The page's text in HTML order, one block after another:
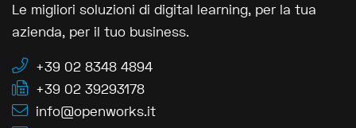
Le migliori soluzioni di digital learning, per la tua
azienda, per il tuo business.
+39 02 8348 4894
+39 02 39293178
info@openworks.it